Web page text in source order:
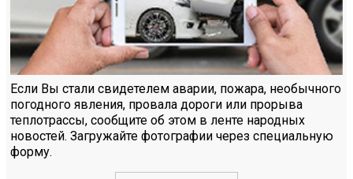
Если Вы стали свидетелем аварии, пожара, необычного
погодного явления, провала дороги или прорыва
теплотрассы, сообщите об этом в ленте народных
новостей. Загружайте фотографии через специальную
форму.